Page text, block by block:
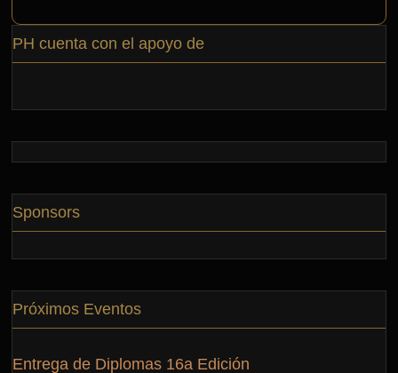
PH cuenta con el apoyo de
Sponsors
Próximos Eventos
Entrega de Diplomas 16a Edición